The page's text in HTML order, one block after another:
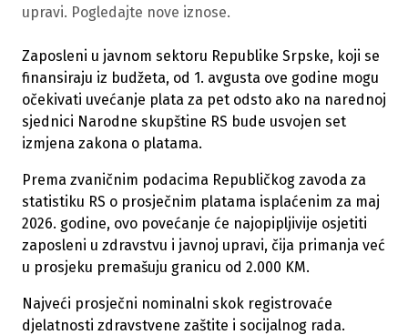
upravi. Pogledajte nove iznose.
Zaposleni u javnom sektoru Republike Srpske, koji se
finansiraju iz budžeta, od 1. avgusta ove godine mogu
očekivati uvećanje plata za pet odsto ako na narednoj
sjednici Narodne skupštine RS bude usvojen set
izmjena zakona o platama.
Prema zvaničnim podacima Republičkog zavoda za
statistiku RS o prosječnim platama isplaćenim za maj
2026. godine, ovo povećanje će najopipljivije osjetiti
zaposleni u zdravstvu i javnoj upravi, čija primanja već
u prosjeku premašuju granicu od 2.000 KM.
Najveći prosječni nominalni skok registrovaće
djelatnosti zdravstvene zaštite i socijalnog rada.